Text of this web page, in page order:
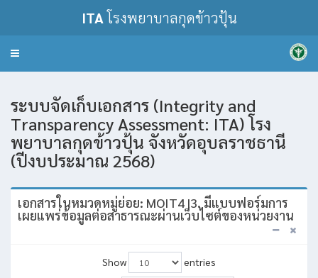
ITAโรงพยาบาลกุดข้าวปุ้น
Toggle
ระบบจัดเก็บเอกสาร (Integrity and
Transparency Assessment: ITA) โรง
พยาบาลกุดข้าวปุ้น จังหวัดอุบลราชธานี
(ปีงบประมาณ 2568)
เอกสารในหมวดหมู่ย่อย: MOIT4 |3. มีแบบฟอร์มการ
เผยแพร่ข้อมูลต่อสาธารณะผ่านเว็บไซต์ของหน่วยงาน
Show
entries